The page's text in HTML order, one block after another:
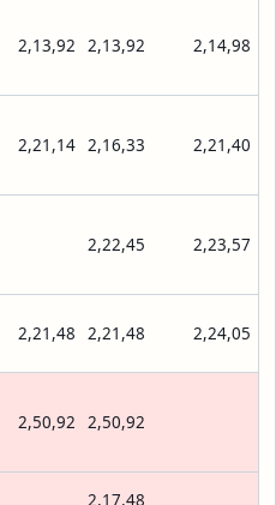
2,13,92 2,13,92 2,14,98
2,21,14 2,16,33 2,21,40
2,22,45 2,23,57
2,21,48 2,21,48 2,24,05
2,50,92 2,50,92
2,17,48